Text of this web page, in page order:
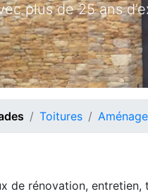
plus de 25 ans
Toitures
de rénovation,